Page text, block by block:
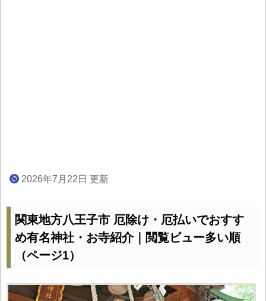
2026年7月22日 更新
関東地方八王子市 厄除け・厄払いでおすす
め有名神社・お寺紹介｜閲覧ビュー多い順
（ページ1）